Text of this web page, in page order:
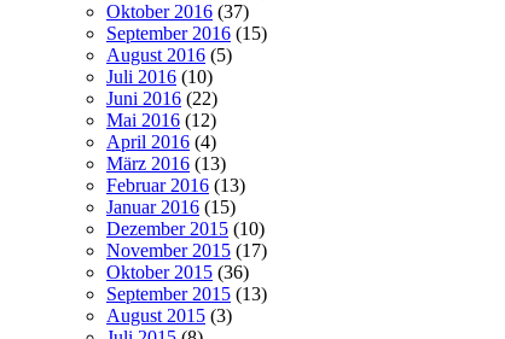
Oktober 2016 (37)
September 2016 (15)
August 2016 (5)
Juli 2016 (10)
Juni 2016 (22)
Mai 2016 (12)
April 2016 (4)
März 2016 (13)
Februar 2016 (13)
Januar 2016 (15)
Dezember 2015 (10)
November 2015 (17)
Oktober 2015 (36)
September 2015 (13)
August 2015 (3)